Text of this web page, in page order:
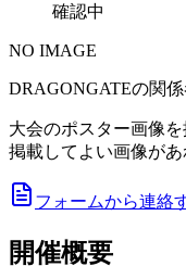
確認中
NO IMAGE
DRAGONGATEの関
大会のポスター画像を
掲載してよい画像があ
フォームから連絡
開催概要